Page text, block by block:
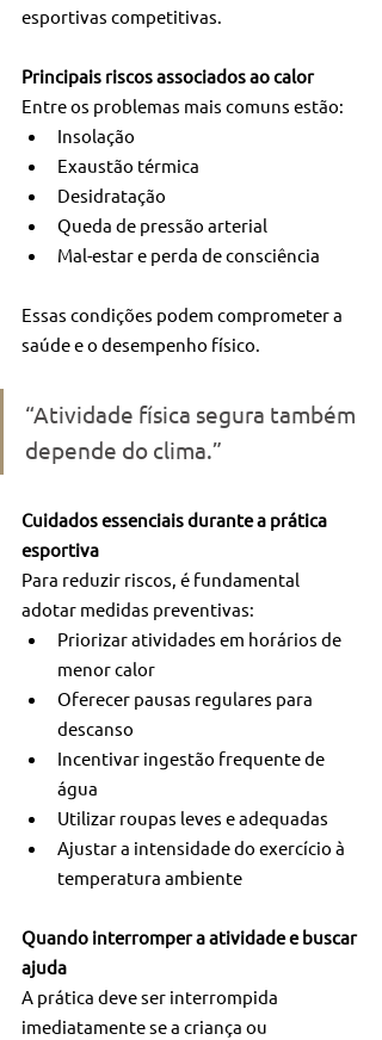
esportivas competitivas.
Principais riscos associados ao calor
Entre os problemas mais comuns estão:
Insolação
Exaustão térmica
Desidratação
Queda de pressão arterial
Mal-estar e perda de consciência
Essas condições podem comprometer a
saúde e o desempenho físico.
“Atividade física segura também
depende do clima.”
Cuidados essenciais durante a prática
esportiva
Para reduzir riscos, é fundamental
adotar medidas preventivas:
Priorizar atividades em horários de
menor calor
Oferecer pausas regulares para
descanso
Incentivar ingestão frequente de
água
Utilizar roupas leves e adequadas
Ajustar a intensidade do exercício à
temperatura ambiente
Quando interromper a atividade e buscar
ajuda
A prática deve ser interrompida
imediatamente se a criança ou